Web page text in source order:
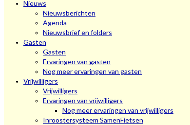
Nieuws
Nieuwsberichten
Agenda
Nieuwsbrief en folders
Gasten
Gasten
Ervaringen van gasten
Nog meer ervaringen van gasten
Vrijwilligers
Vrijwilligers
Ervaringen van vrijwilligers
Nog meer ervaringen van vrijwilligers
Inroostersysteem SamenFietsen